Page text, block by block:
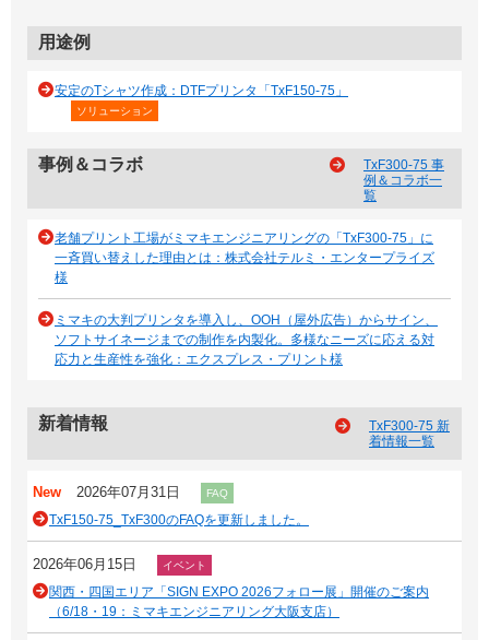
用途例
安定のTシャツ作成：DTFプリンタ「TxF150-75」
ソリューション
事例＆コラボ
TxF300-75 事
例＆コラボ一
覧
老舗プリント工場がミマキエンジニアリングの「TxF300-75」に
一斉買い替えした理由とは：株式会社テルミ・エンタープライズ
様
ミマキの大判プリンタを導入し、OOH（屋外広告）からサイン、
ソフトサイネージまでの制作を内製化。多様なニーズに応える対
応力と生産性を強化：エクスプレス・プリント様
新着情報
TxF300-75 新
着情報一覧
New 2026年07月31日 FAQ
TxF150-75_TxF300のFAQを更新しました。
2026年06月15日 イベント
関西・四国エリア「SIGN EXPO 2026フォロー展」開催のご案内
（6/18・19：ミマキエンジニアリング大阪支店）